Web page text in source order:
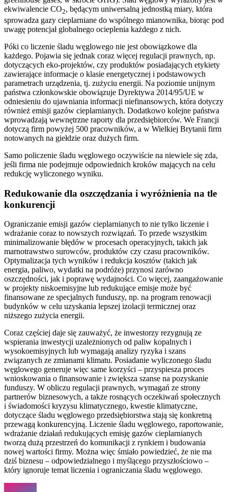
ekwiwalencie CO2, będącym uniwersalną jednostką miary, która
sprowadza gazy cieplarniane do wspólnego mianownika, biorąc pod
uwagę potencjał globalnego ocieplenia każdego z nich.
Póki co liczenie śladu węglowego nie jest obowiązkowe dla
każdego. Pojawia się jednak coraz więcej regulacji prawnych, np.
dotyczących eko-projektów, czy produktów posiadających etykiety
zawierające informacje o klasie energetycznej i podstawowych
parametrach urządzenia, tj. zużyciu energii. Na poziomie unijnym
państwa członkowskie obowiązuje Dyrektywa 2014/95/UE w
odniesieniu do ujawniania informacji niefinansowych, która dotyczy
również emisji gazów cieplarnianych. Dodatkowo kolejne państwa
wprowadzają wewnętrzne raporty dla przedsiębiorców. We Francji
dotyczą firm powyżej 500 pracowników, a w Wielkiej Brytanii firm
notowanych na giełdzie oraz dużych firm.
Samo policzenie śladu węglowego oczywiście na niewiele się zda,
jeśli firma nie podejmuje odpowiednich kroków mających na celu
redukcję wyliczonego wyniku.
Redukowanie dla oszczędzania i wyróżnienia na tle
konkurencji
Ograniczanie emisji gazów cieplarnianych to nie tylko liczenie i
wdrażanie coraz to nowszych rozwiązań. To przede wszystkim
minimalizowanie błędów w procesach operacyjnych, takich jak
marnotrawstwo surowców, produktów czy czasu pracowników.
Optymalizacja tych wyników i redukcja kosztów (takich jak
energia, paliwo, wydatki na podróże) przynosi zarówno
oszczędności, jak i poprawę wydajności. Co więcej, zaangażowanie
w projekty niskoemisyjne lub redukujące emisje może być
finansowane ze specjalnych funduszy, np. na program renowacji
budynków w celu uzyskania lepszej izolacji termicznej oraz
niższego zużycia energii.
Coraz częściej daje się zauważyć, że inwestorzy rezygnują ze
wspierania inwestycji uzależnionych od paliw kopalnych i
wysokoemisyjnych lub wymagają analizy ryzyka i szans
związanych ze zmianami klimatu. Posiadanie wyliczonego śladu
węglowego generuje więc same korzyści – przyspiesza proces
wnioskowania o finansowanie i zwiększa szanse na pozyskanie
funduszy. W obliczu regulacji prawnych, wymagań ze strony
partnerów biznesowych, a także rosnących oczekiwań społecznych
i świadomości kryzysu klimatycznego, kwestie klimatyczne,
dotyczące śladu węglowego przedsiębiorstwa stają się konkretną
przewagą konkurencyjną. Liczenie śladu węglowego, raportowanie,
wdrażanie działań redukujących emisję gazów cieplarnianych
tworzą dużą przestrzeń do komunikacji z rynkiem i budowania
nowej wartości firmy. Można więc śmiało powiedzieć, że nie ma
dziś biznesu – odpowiedzialnego i myślącego przyszłościowo –
który ignoruje temat liczenia i ograniczania śladu węglowego.